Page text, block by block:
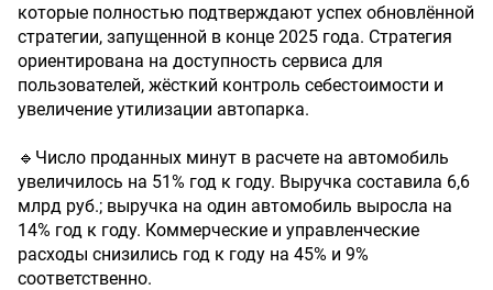
которые полностью подтверждают успех обновлённой
стратегии, запущенной в конце 2025 года. Стратегия
ориентирована на доступность сервиса для
пользователей, жёсткий контроль себестоимости и
увеличение утилизации автопарка.
🔹Число проданных минут в расчете на автомобиль
увеличилось на 51% год к году. Выручка составила 6,6
млрд руб.; выручка на один автомобиль выросла на
14% год к году. Коммерческие и управленческие
расходы снизились год к году на 45% и 9%
соответственно.